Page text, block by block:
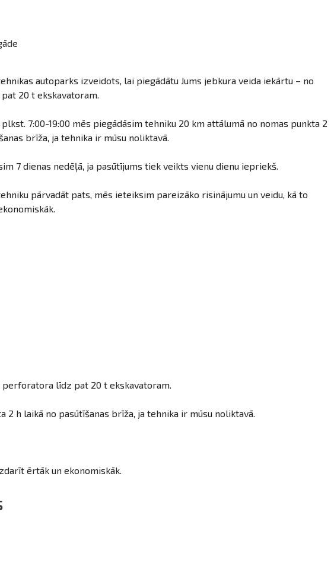
autoparks izveidots, lai piegādātu Jums jebkura veida iekārtu – no
20 t ekskavatoram.
7:00-19:00 mēs piegādāsim tehniku 20 km attālumā no nomas punkta 2
brīža, ja tehnika ir mūsu noliktavā.
7 dienas nedēļā, ja pasūtījums tiek veikts vienu dienu iepriekš.
pārvadāt pats, mēs ieteiksim pareizāko risinājumu un veidu, kā to
perforatora līdz pat 20 t ekskavatoram.
2 h laikā no pasūtīšanas brīža, ja tehnika ir mūsu noliktavā.
ērtāk un ekonomiskāk.